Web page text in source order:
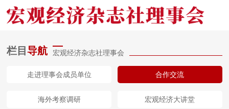
栏目导航 宏观经济杂志社理事会
走进理事会成员单位 合作交流
海外考察调研 宏观经济大讲堂